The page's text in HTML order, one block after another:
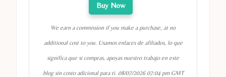
Buy Now
We earn a commission if you make a purchase, at no
additional cost to you. Usamos enlaces de afiliados, lo que
significa que si compras, apoyas nuestro trabajo en este
blog sin costo adicional para ti. 08/07/2026 07:04 pm GMT